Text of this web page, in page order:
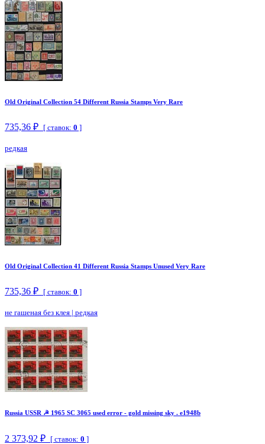
Old Original Collection 54 Different Russia Stamps Very Rare
735,36 ₽ [ ставок: 0 ]
редкая
Old Original Collection 41 Different Russia Stamps Unused Very Rare
735,36 ₽ [ ставок: 0 ]
не гашеная без клея | редкая
Russia USSR ☭ 1965 SC 3065 used error - gold missing sky . e1948b
2 373,92 ₽ [ ставок: 0 ]